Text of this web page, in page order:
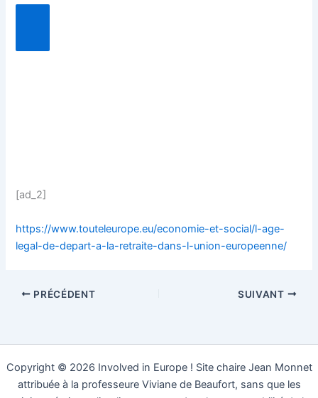
[ad_2]
https://www.touteleurope.eu/economie-et-social/l-age-
legal-de-depart-a-la-retraite-dans-l-union-europeenne/
PRÉCÉDENT SUIVANT
Copyright © 2026 Involved in Europe ! Site chaire Jean Monnet
attribuée à la professeure Viviane de Beaufort, sans que les